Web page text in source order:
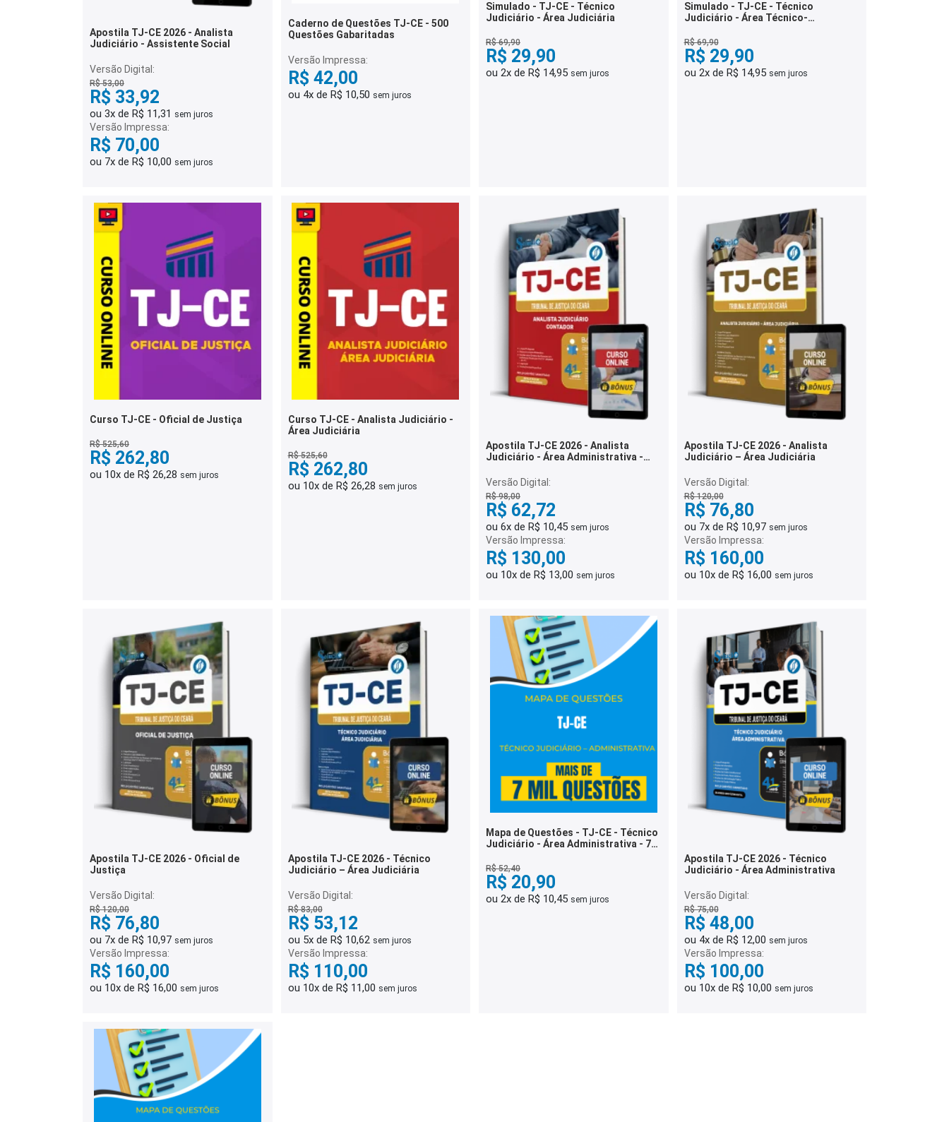
Apostila TJ-CE 2026 - Analista
Judiciário - Assistente Social
Versão Digital:
R$ 53,00
R$ 33,92
ou 3x de R$ 11,31 sem juros
Versão Impressa:
R$ 70,00
ou 7x de R$ 10,00 sem juros
Caderno de Questões TJ-CE - 500
Questões Gabaritadas
Versão Impressa:
R$ 42,00
ou 4x de R$ 10,50 sem juros
Simulado - TJ-CE - Técnico
Judiciário - Área Judiciária
R$ 69,90
R$ 29,90
ou 2x de R$ 14,95 sem juros
Simulado - TJ-CE - Técnico
Judiciário - Área Técnico-
R$ 69,90
R$ 29,90
ou 2x de R$ 14,95 sem juros
Curso TJ-CE - Oficial de Justiça
R$ 525,60
R$ 262,80
ou 10x de R$ 26,28 sem juros
Curso TJ-CE - Analista Judiciário -
Área Judiciária
R$ 525,60
R$ 262,80
ou 10x de R$ 26,28 sem juros
Apostila TJ-CE 2026 - Analista
Judiciário - Área Administrativa -
Versão Digital:
R$ 98,00
R$ 62,72
ou 6x de R$ 10,45 sem juros
Versão Impressa:
R$ 130,00
ou 10x de R$ 13,00 sem juros
Apostila TJ-CE 2026 - Analista
Judiciário – Área Judiciária
Versão Digital:
R$ 120,00
R$ 76,80
ou 7x de R$ 10,97 sem juros
Versão Impressa:
R$ 160,00
ou 10x de R$ 16,00 sem juros
Apostila TJ-CE 2026 - Oficial de
Justiça
Versão Digital:
R$ 120,00
R$ 76,80
ou 7x de R$ 10,97 sem juros
Versão Impressa:
R$ 160,00
ou 10x de R$ 16,00 sem juros
Apostila TJ-CE 2026 - Técnico
Judiciário – Área Judiciária
Versão Digital:
R$ 83,00
R$ 53,12
ou 5x de R$ 10,62 sem juros
Versão Impressa:
R$ 110,00
ou 10x de R$ 11,00 sem juros
Mapa de Questões - TJ-CE - Técnico
Judiciário - Área Administrativa - 7
R$ 52,40
R$ 20,90
ou 2x de R$ 10,45 sem juros
Apostila TJ-CE 2026 - Técnico
Judiciário - Área Administrativa
Versão Digital:
R$ 75,00
R$ 48,00
ou 4x de R$ 12,00 sem juros
Versão Impressa:
R$ 100,00
ou 10x de R$ 10,00 sem juros